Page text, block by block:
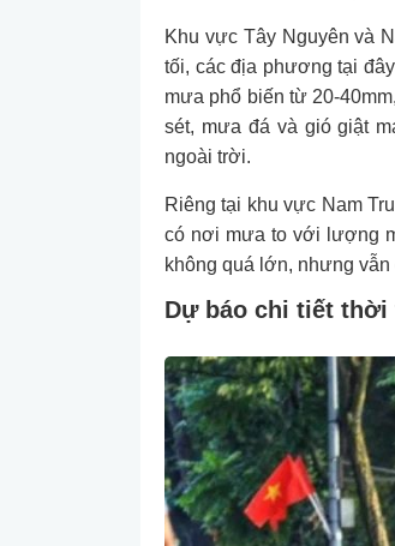
Khu vực Tây Nguyên và
tối, các địa phương tại
mưa phổ biến từ 20-
sét, mưa đá và gió giật
ngoài trời.
Riêng tại khu vực Nam
có nơi mưa to với lượng
không quá lớn, nhưng
Dự báo chi tiết